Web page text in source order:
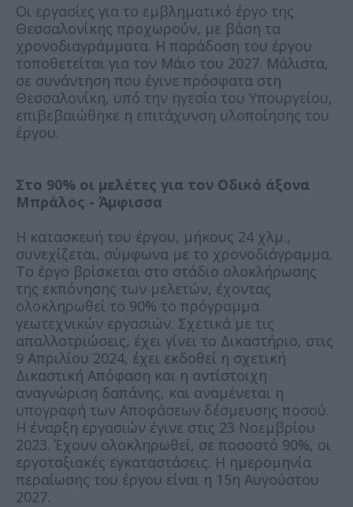
Οι εργασίες για το εμβληματικό έργο της
Θεσσαλονίκης προχωρούν, με βάση τα
χρονοδιαγράμματα. Η παράδοση του έργου
τοποθετείται για τον Μάιο του 2027. Μάλιστα,
σε συνάντηση που έγινε πρόσφατα στη
Θεσσαλονίκη, υπό την ηγεσία του Υπουργείου,
επιβεβαιώθηκε η επιτάχυνση υλοποίησης του
έργου.
Στο 90% οι μελέτες για τον Οδικό άξονα
Μπράλος - Άμφισσα
Η κατασκευή του έργου, μήκους 24 χλμ.,
συνεχίζεται, σύμφωνα με το χρονοδιάγραμμα.
Το έργο βρίσκεται στο στάδιο ολοκλήρωσης
της εκπόνησης των μελετών, έχοντας
ολοκληρωθεί το 90% το πρόγραμμα
γεωτεχνικών εργασιών. Σχετικά με τις
απαλλοτριώσεις, έχει γίνει το Δικαστήριο, στις
9 Απριλίου 2024, έχει εκδοθεί η σχετική
Δικαστική Απόφαση και η αντίστοιχη
αναγνώριση δαπάνης, και αναμένεται η
υπογραφή των Αποφάσεων δέσμευσης ποσού.
Η έναρξη εργασιών έγινε στις 23 Νοεμβρίου
2023. Έχουν ολοκληρωθεί, σε ποσοστό 90%, οι
εργοταξιακές εγκαταστάσεις. Η ημερομηνία
περαίωσης του έργου είναι η 15η Αυγούστου
2027.